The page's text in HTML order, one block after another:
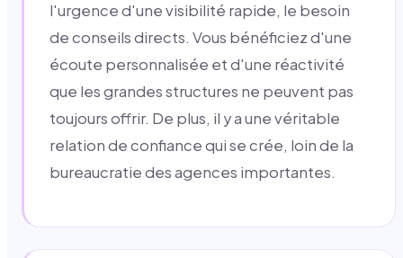
l'urgence d'une visibilité rapide, le besoin
de conseils directs. Vous bénéficiez d'une
écoute personnalisée et d'une réactivité
que les grandes structures ne peuvent pas
toujours offrir. De plus, il y a une véritable
relation de confiance qui se crée, loin de la
bureaucratie des agences importantes.